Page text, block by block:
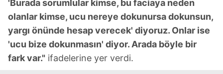
'Burada sorumlular kimse, bu faciaya neden
olanlar kimse, ucu nereye dokunursa dokunsun,
yargı önünde hesap verecek' diyoruz. Onlar ise
'ucu bize dokunmasın' diyor. Arada böyle bir
fark var." ifadelerine yer verdi.